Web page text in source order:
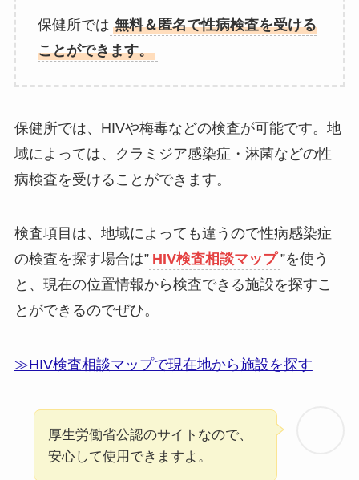
保健所では 無料＆匿名で性病検査を受ける
ことができます。
保健所では、HIVや梅毒などの検査が可能です。地
域によっては、クラミジア感染症・淋菌などの性
病検査を受けることができます。
検査項目は、地域によっても違うので性病感染症
の検査を探す場合は” HIV検査相談マップ ”を使う
と、現在の位置情報から検査できる施設を探すこ
とができるのでぜひ。
≫HIV検査相談マップで現在地から施設を探す
厚生労働省公認のサイトなので、
安心して使用できますよ。